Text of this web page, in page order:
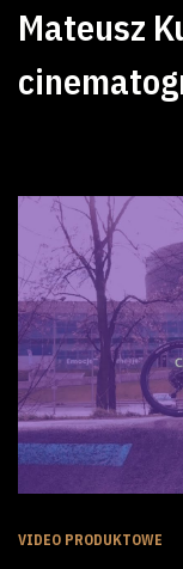
Mateusz
VIDEO PRODUKTOWE